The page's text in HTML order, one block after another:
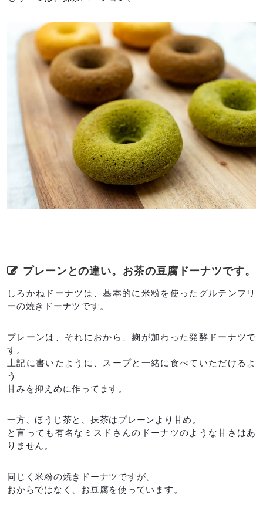
プレーンとの違い。お茶の豆腐ドーナツです。
しろかねドーナツは、基本的に米粉を使ったグルテンフリ
ーの焼きドーナツです。
プレーンは、それにおから、麹が加わった発酵ドーナツで
す。
上記に書いたように、スープと一緒に食べていただけるよ
う
甘みを抑えめに作ってます。
一方、ほうじ茶と、抹茶はプレーンより甘め。
と言っても有名なミスドさんのドーナツのような甘さはあ
りません。
同じく米粉の焼きドーナツですが、
おからではなく、お豆腐を使っています。